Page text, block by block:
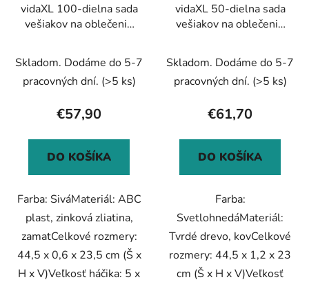
vidaXL 100-dielna sada
vešiakov na oblečenie
zamatová
Skladom. Dodáme do 5-7
pracovných dní. (>5 ks)
€57,90
DO KOŠÍKA
Farba: SiváMateriál: ABC
plast, zinková zliatina,
zamatCelkové rozmery:
44,5 x 0,6 x 23,5 cm (Š x
H x V)Veľkosť háčika: 5 x
vidaXL 50-dielna sada
vešiakov na oblečenie
protišmyková
Skladom. Dodáme do 5-7
pracovných dní. (>5 ks)
€61,70
DO KOŠÍKA
Farba:
SvetlohnedáMateriál:
Tvrdé drevo, kovCelkové
rozmery: 44,5 x 1,2 x 23
cm (Š x H x V)Veľkosť